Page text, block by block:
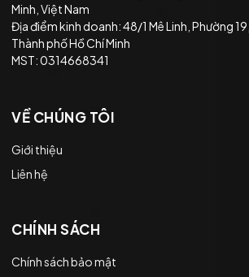
Minh, Việt Nam
Địa điểm kinh doanh: 48/1 Mê Linh, Phường
Thành phố Hồ Chí Minh
MST: 0314668341
VỀ CHÚNG TÔI
Giới thiệu
Liên hệ
CHÍNH SÁCH
Chính sách bảo mật